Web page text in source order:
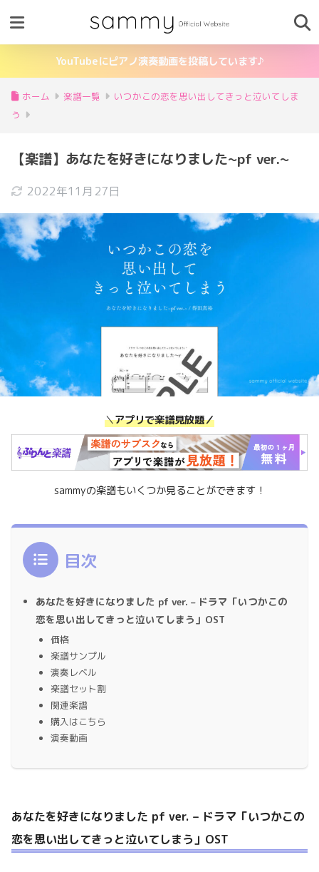
YouTubeにピアノ演奏動画を投稿しています♪
ホーム 楽譜一覧
いつかこの恋を思い出してきっと泣いてしま
う
【楽譜】あなたを好きになりました~pf ver.~
2022年11月27日
＼アプリで楽譜見放題／
sammyの楽譜もいくつか見ることができます！
目次
あなたを好きになりました pf ver. – ドラマ「いつかこの
恋を思い出してきっと泣いてしまう」OST
価格
楽譜サンプル
演奏レベル
楽譜セット割
関連楽譜
購入はこちら
演奏動画
あなたを好きになりました pf ver. – ドラマ「いつかこの
恋を思い出してきっと泣いてしまう」OST